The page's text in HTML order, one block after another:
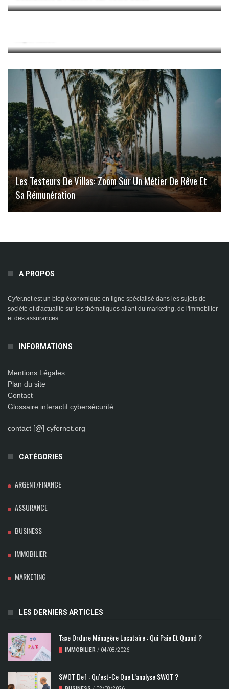
Les Testeurs De Villas: Zoom Sur Un Métier De Rêve Et
Sa Rémunération
A PROPOS
Cyfer.net est un blog économique en ligne spécialisé dans les sujets de
société et d'actualité sur les thématiques allant du marketing, de l'immobilier
et des assurances.
INFORMATIONS
Mentions Légales
Plan du site
Contact
Glossaire interactif cybersécurité
contact [@] cyfernet.org
CATÉGORIES
ARGENT/FINANCE
ASSURANCE
BUSINESS
IMMOBILIER
MARKETING
LES DERNIERS ARTICLES
Taxe Ordure Ménagère Locataire : Qui Paie Et Quand ?
IMMOBILIER / 04/08/2026
SWOT Def : Qu’est-Ce Que L’analyse SWOT ?